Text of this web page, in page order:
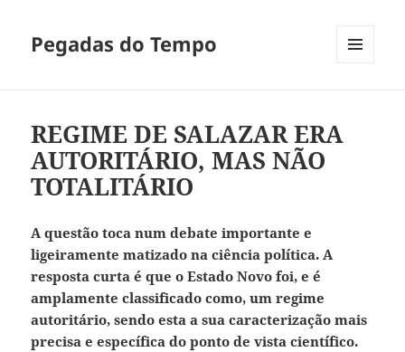
Pegadas do Tempo
REGIME DE SALAZAR ERA
AUTORITÁRIO, MAS NÃO
TOTALITÁRIO
A questão toca num debate importante e
ligeiramente matizado na ciência política. A
resposta curta é que o Estado Novo foi, e é
amplamente classificado como, um regime
autoritário, sendo esta a sua caracterização mais
precisa e específica do ponto de vista científico.